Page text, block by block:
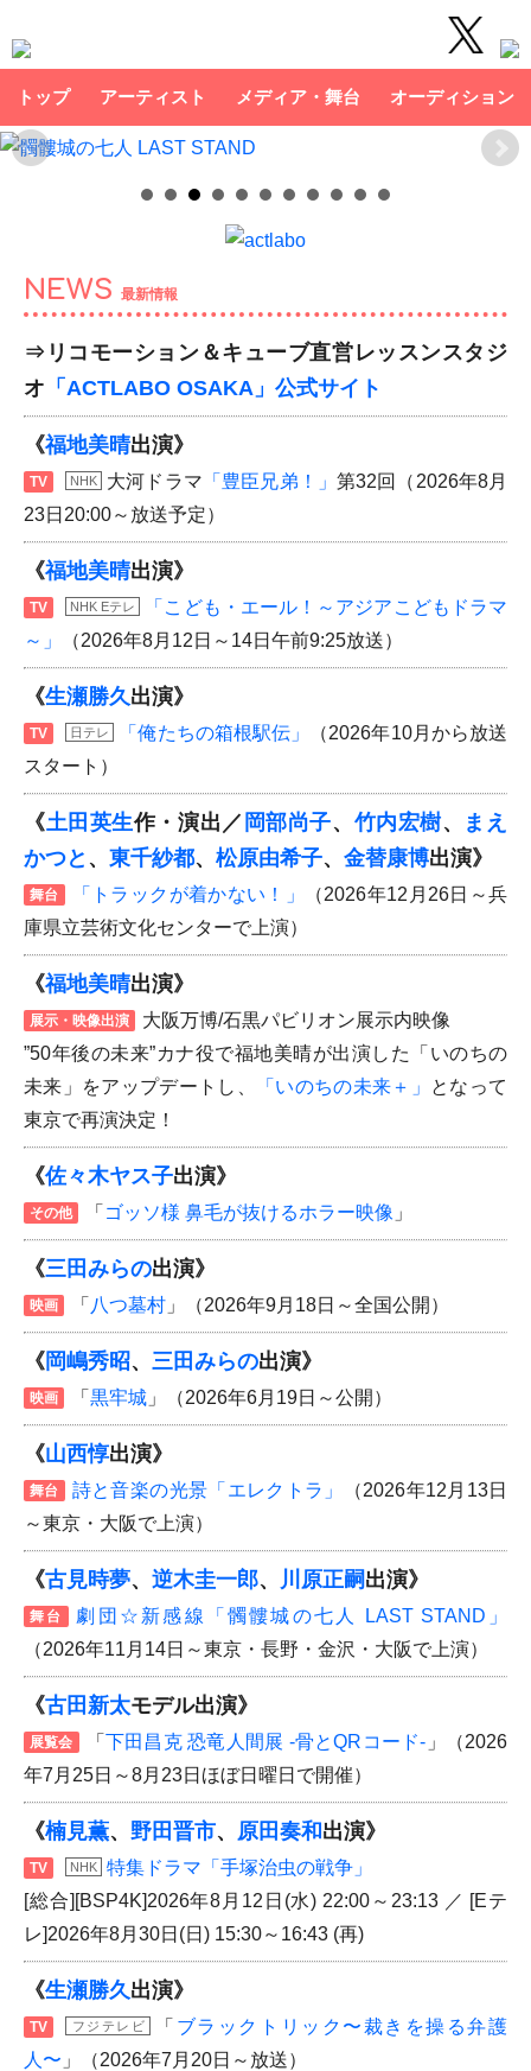
トップ アーティスト メディア・舞台 オーディション
NEWS 最新情報
⇒リコモーション＆キューブ直営レッスンスタジ
オ 「ACTLABO OSAKA」公式サイト
《福地美晴出演》
TV NHK 大河ドラマ 「豊臣兄弟！」 第32回（2026年8月
23日20:00～放送予定）
《福地美晴出演》
TV NHK Eテレ
「こども・エール！～アジアこどもドラマ
～」
（2026年8月12日～14日午前9:25放送）
《生瀬勝久出演》
TV 日テレ 「俺たちの箱根駅伝」
（2026年10月から放送
スタート）
《土田英生作・演出／ 岡部尚子、 竹内宏樹、
まえ
かつと 、 東千紗都、 松原由希子、 金替康博出演》
舞台 「トラックが着かない！」
（2026年12月26日～兵
庫県立芸術文化センターで上演）
《福地美晴出演》
展示・映像出演
大阪万博/石黒パビリオン展示内映像
”50年後の未来”カナ役で福地美晴が出演した「いのちの
未来」をアップデートし、
「いのちの未来＋」
となって
東京で再演決定！
《佐々木ヤス子出演》
その他 「 ゴッソ様 鼻毛が抜けるホラー映像 」
《三田みらの出演》
映画 「 八つ墓村 」（2026年9月18日～全国公開）
《岡嶋秀昭、 三田みらの出演》
映画 「 黒牢城 」（2026年6月19日～公開）
《山西惇出演》
舞台 詩と音楽の光景「エレクトラ」
（2026年12月13日
～東京・大阪で上演）
《古見時夢、 逆木圭一郎、 川原正嗣出演》
舞台
劇団☆新感線「髑髏城の七人 LAST STAND」
（2026年11月14日～東京・長野・金沢・大阪で上演）
《古田新太モデル出演》
展覧会 「 下田昌克 恐竜人間展 -骨とQRコード- 」（2026
年7月25日～8月23日ほぼ日曜日で開催）
《楠見薫、 野田晋市、 原田奏和出演》
TV NHK
特集ドラマ「手塚治虫の戦争」
[総合][BSP4K]2026年8月12日(水) 22:00～23:13 ／ [Eテ
レ]2026年8月30日(日) 15:30～16:43 (再)
《生瀬勝久出演》
TV フジテレビ 「 ブラックトリック〜裁きを操る弁護
人〜 」（2026年7月20日～放送）